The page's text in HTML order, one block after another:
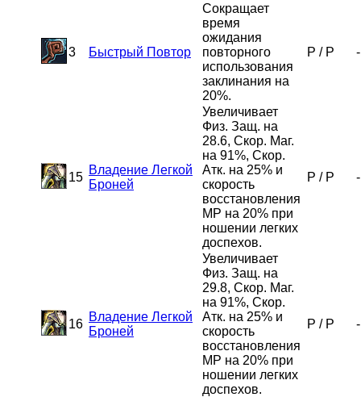
3 Быстрый Повтор
Сокращает
время
ожидания
повторного
использования
заклинания на
20%.
P / P -
15
Владение Легкой
Броней
Увеличивает
Физ. Защ. на
28.6, Скор. Маг.
на 91%, Скор.
Атк. на 25% и
скорость
восстановления
MP на 20% при
ношении легких
доспехов.
P / P -
16
Владение Легкой
Броней
Увеличивает
Физ. Защ. на
29.8, Скор. Маг.
на 91%, Скор.
Атк. на 25% и
скорость
восстановления
MP на 20% при
ношении легких
доспехов.
P / P -